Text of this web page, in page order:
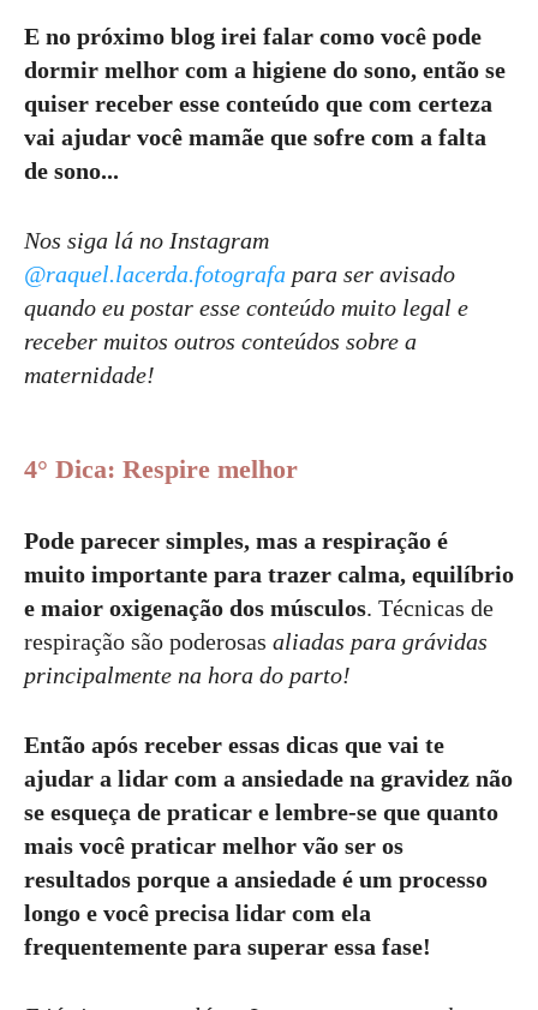
E no próximo blog irei falar como você pode
dormir melhor com a higiene do sono, então se
quiser receber esse conteúdo que com certeza
vai ajudar você mamãe que sofre com a falta
de sono...
Nos siga lá no Instagram
@raquel.lacerda.fotografa para ser avisado
quando eu postar esse conteúdo muito legal e
receber muitos outros conteúdos sobre a
maternidade!
4° Dica: Respire melhor
Pode parecer simples, mas a respiração é
muito importante para trazer calma, equilíbrio
e maior oxigenação dos músculos. Técnicas de
respiração são poderosas aliadas para grávidas
principalmente na hora do parto!
Então após receber essas dicas que vai te
ajudar a lidar com a ansiedade na gravidez não
se esqueça de praticar e lembre-se que quanto
mais você praticar melhor vão ser os
resultados porque a ansiedade é um processo
longo e você precisa lidar com ela
frequentemente para superar essa fase!